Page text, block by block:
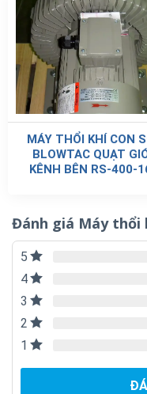
MÁY THỔI KHÍ CON
BLOWTAC QUẠT
KÊNH BÊN RS-400-
Đánh giá Máy thổi
5
4
3
2
1